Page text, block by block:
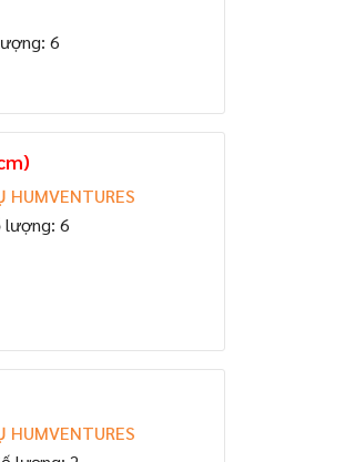
6
HUMVENTURES
lượng: 6
HUMVENTURES